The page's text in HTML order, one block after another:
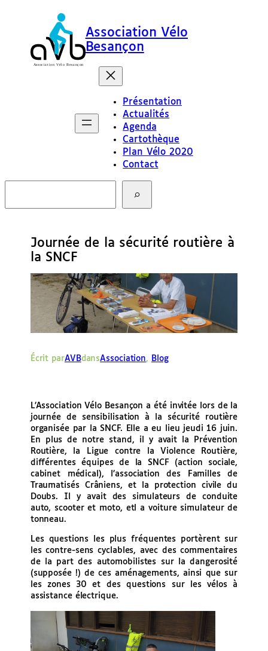
Association Vélo
Besançon
Présentation
Actualités
Agenda
Cartothèque
Plan Vélo 2020
Contact
c
Journée de la sécurité routière à
la SNCF
Écrit parAVBdansAssociation, Blog
L’Association Vélo Besançon a été invitée lors de la
journée de sensibilisation à la sécurité routière
organisée par la SNCF. Elle a eu lieu jeudi 16 juin.
En plus de notre stand, il y avait la Prévention
Routière, la Ligue contre la Violence Routière,
différentes équipes de la SNCF (action sociale,
cabinet médical), l’association des Familles de
Traumatisés Crâniens, et la protection civile du
Doubs. Il y avait des simulateurs de conduite
auto, scooter et moto, etl a voiture simulateur de
tonneau.
Les questions les plus fréquentes portèrent sur
les contre-sens cyclables, avec des commentaires
de la part des automobilistes sur la dangerosité
(supposée !) de ces aménagements, ainsi que sur
les zones 30 et des questions sur les vélos à
assistance électrique.